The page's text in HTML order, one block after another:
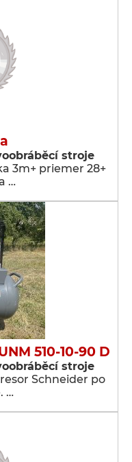
stroje
3m+ priemer 28+
…
510-10-90 D
stroje
Schneider po
…